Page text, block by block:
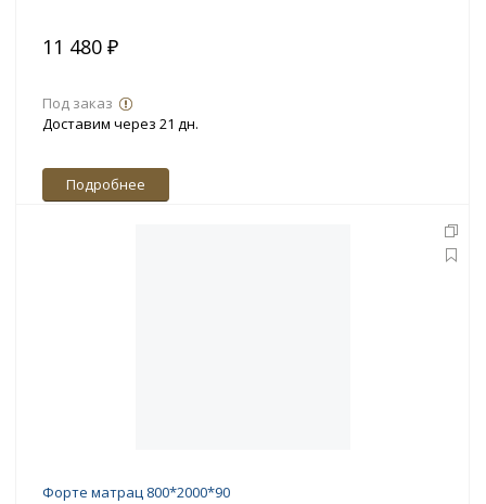
11 480 ₽
Под заказ
Доставим через 21 дн.
Подробнее
Форте матрац 800*2000*90